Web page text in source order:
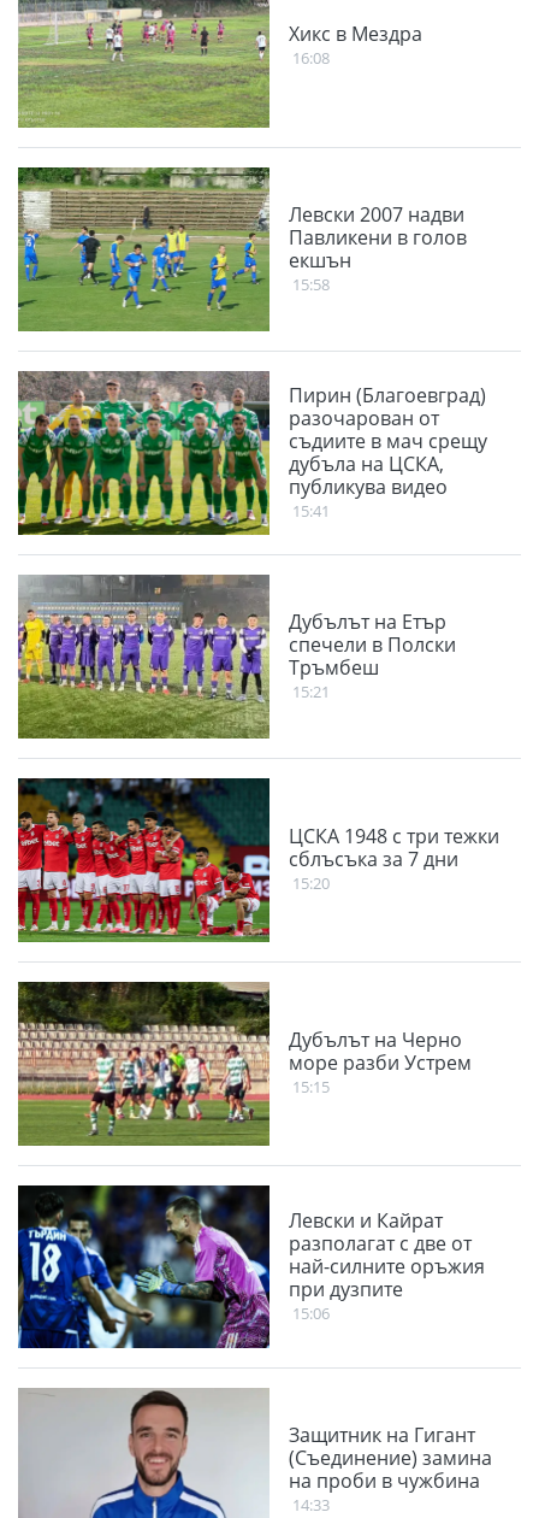
Хикс в Мездра
16:08
Левски 2007 надви
Павликени в голов
екшън
15:58
Пирин (Благоевград)
разочарован от
съдиите в мач срещу
дубъла на ЦСКА,
публикува видео
15:41
Дубълът на Етър
спечели в Полски
Тръмбеш
15:21
ЦСКА 1948 с три тежки
сблъсъка за 7 дни
15:20
Дубълът на Черно
море разби Устрем
15:15
Левски и Кайрат
разполагат с две от
най-силните оръжия
при дузпите
15:06
Защитник на Гигант
(Съединение) замина
на проби в чужбина
14:33